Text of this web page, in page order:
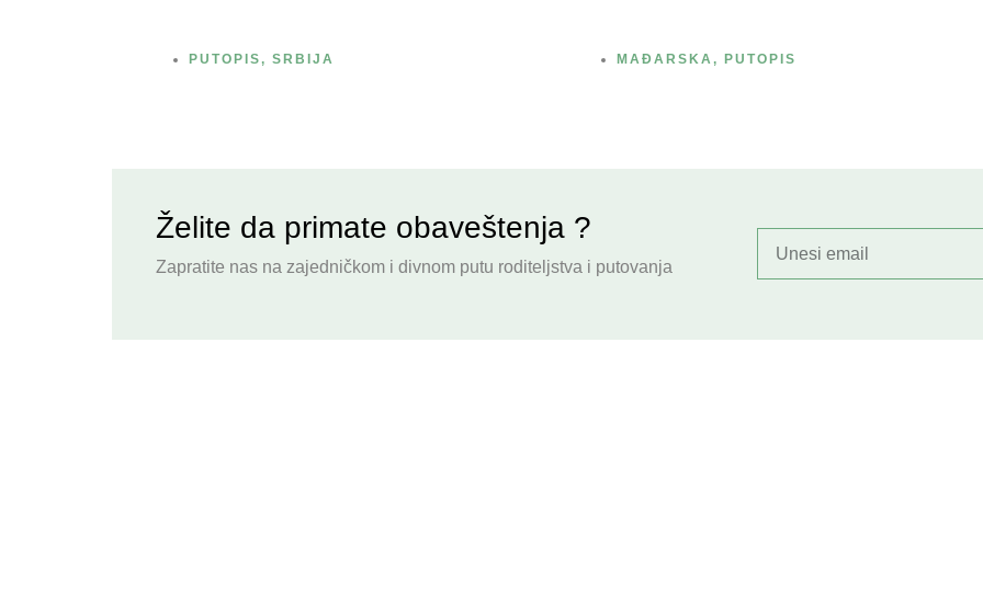
PUTOPIS , SRBIJA MAĐARSKA , PUTOPIS
Želite da primate obaveštenja ?
Zapratite nas na zajedničkom i divnom putu roditeljstva i putovanja